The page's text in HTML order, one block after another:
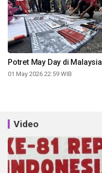
Potret May Day di Malaysia
01 May 2026 22:59 WIB
Video